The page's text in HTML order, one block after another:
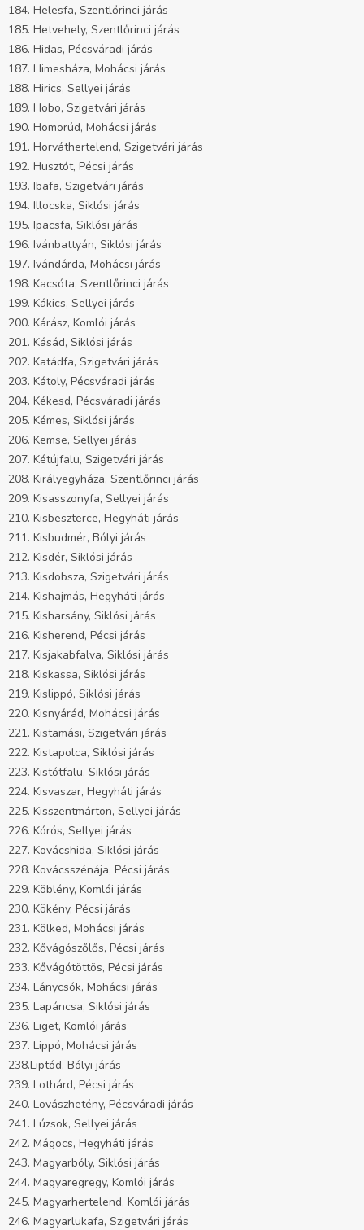
184. Helesfa, Szentlőrinci járás
185. Hetvehely, Szentlőrinci járás
186. Hidas, Pécsváradi járás
187. Himesháza, Mohácsi járás
188. Hirics, Sellyei járás
189. Hobo, Szigetvári járás
190. Homorúd, Mohácsi járás
191. Horváthertelend, Szigetvári járás
192. Husztót, Pécsi járás
193. Ibafa, Szigetvári járás
194. Illocska, Siklósi járás
195. Ipacsfa, Siklósi járás
196. Ivánbattyán, Siklósi járás
197. Ivándárda, Mohácsi járás
198. Kacsóta, Szentlőrinci járás
199. Kákics, Sellyei járás
200. Kárász, Komlói járás
201. Kásád, Siklósi járás
202. Katádfa, Szigetvári járás
203. Kátoly, Pécsváradi járás
204. Kékesd, Pécsváradi járás
205. Kémes, Siklósi járás
206. Kemse, Sellyei járás
207. Kétújfalu, Szigetvári járás
208. Királyegyháza, Szentlőrinci járás
209. Kisasszonyfa, Sellyei járás
210. Kisbeszterce, Hegyháti járás
211. Kisbudmér, Bólyi járás
212. Kisdér, Siklósi járás
213. Kisdobsza, Szigetvári járás
214. Kishajmás, Hegyháti járás
215. Kisharsány, Siklósi járás
216. Kisherend, Pécsi járás
217. Kisjakabfalva, Siklósi járás
218. Kiskassa, Siklósi járás
219. Kislippó, Siklósi járás
220. Kisnyárád, Mohácsi járás
221. Kistamási, Szigetvári járás
222. Kistapolca, Siklósi járás
223. Kistótfalu, Siklósi járás
224. Kisvaszar, Hegyháti járás
225. Kisszentmárton, Sellyei járás
226. Kórós, Sellyei járás
227. Kovácshida, Siklósi járás
228. Kovácsszénája, Pécsi járás
229. Köblény, Komlói járás
230. Kökény, Pécsi járás
231. Kölked, Mohácsi járás
232. Kővágószőlős, Pécsi járás
233. Kővágótöttös, Pécsi járás
234. Lánycsók, Mohácsi járás
235. Lapáncsa, Siklósi járás
236. Liget, Komlói járás
237. Lippó, Mohácsi járás
238.Liptód, Bólyi járás
239. Lothárd, Pécsi járás
240. Lovászhetény, Pécsváradi járás
241. Lúzsok, Sellyei járás
242. Mágocs, Hegyháti járás
243. Magyarbóly, Siklósi járás
244. Magyaregregy, Komlói járás
245. Magyarhertelend, Komlói járás
246. Magyarlukafa, Szigetvári járás